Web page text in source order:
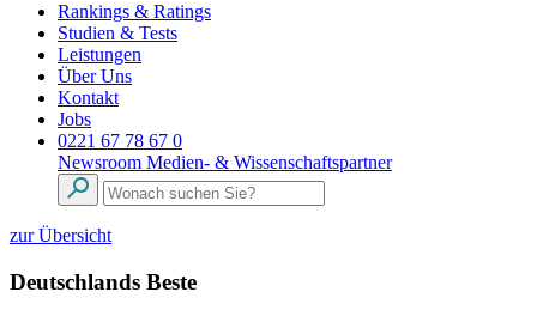
Rankings & Ratings
Studien & Tests
Leistungen
Über Uns
Kontakt
Jobs
0221 67 78 67 0
Newsroom Medien- & Wissenschaftspartner
zur Übersicht
Deutschlands Beste